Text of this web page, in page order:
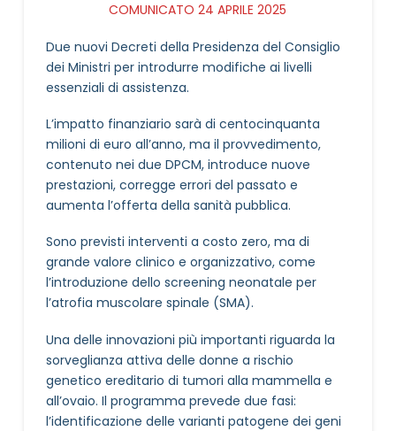
COMUNICATO 24 APRILE 2025
Due nuovi Decreti della Presidenza del Consiglio
dei Ministri per introdurre modifiche ai livelli
essenziali di assistenza.
L’impatto finanziario sarà di centocinquanta
milioni di euro all’anno, ma il provvedimento,
contenuto nei due DPCM, introduce nuove
prestazioni, corregge errori del passato e
aumenta l’offerta della sanità pubblica.
Sono previsti interventi a costo zero, ma di
grande valore clinico e organizzativo, come
l’introduzione dello screening neonatale per
l’atrofia muscolare spinale (SMA).
Una delle innovazioni più importanti riguarda la
sorveglianza attiva delle donne a rischio
genetico ereditario di tumori alla mammella e
all’ovaio. Il programma prevede due fasi:
l’identificazione delle varianti patogene dei geni